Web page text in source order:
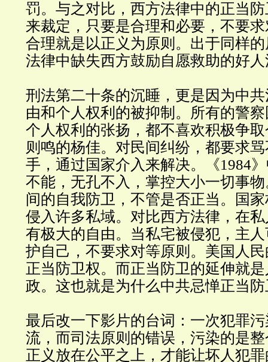
罚。与之对比，西方法律中的正当
来裁定，只要是合理和必要，不要
合理就是以正义为原则。出于同样
法律中缺失西方鼓励自愿救助的好
刑法第二十条的沉睡，更是因为中
由和个人权利的被抑制。所有的警
个人权利的张扬，都不喜欢积极争
则鸣的杨佳。对民间纠纷，都要求
手，通过国家介入来解决。《1984
不能，无孔不入，掌控大小一切事
间的自我防卫，不管是否正当。国
侵入许多私域。对比西方法律，在
有极大的自由。当私宅被侵犯，主
护自己，不要求对等原则。美国人
正当防卫权。而正当防卫的延伸就
政。这也就是为什么中共忌惮正当
最后改一下影片的台词：一次犯罪
流，而司法原则的错误，污染的是
正义放在公平之上，才能让坏人犯